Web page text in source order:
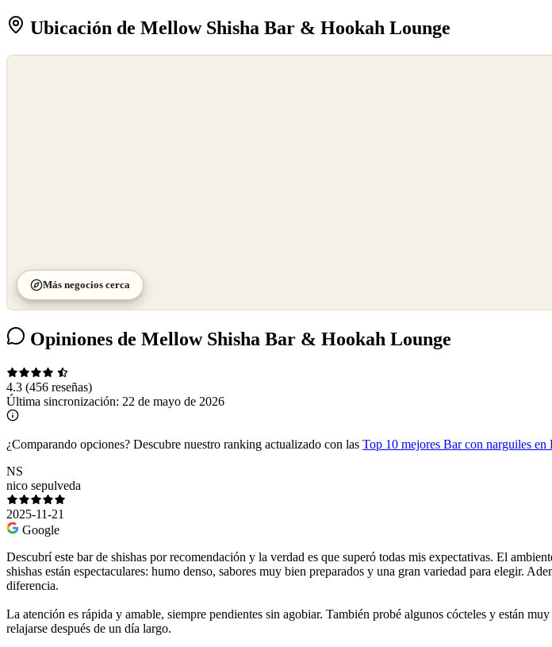
Ubicación de Mellow Shisha Bar & Hookah Lounge
Más negocios cerca
Opiniones de Mellow Shisha Bar & Hookah Lounge
4.3 (456 reseñas)
Última sincronización: 22 de mayo de 2026
¿Comparando opciones? Descubre nuestro ranking actualizado con las Top 10 mejores Bar con narguiles en
NS
nico sepulveda
2025-11-21
Google
Descubrí este bar de shishas por recomendación y la verdad es que superó todas mis expectativas. El
shishas están espectaculares: humo denso, sabores muy bien preparados y una gran variedad para elegir.
diferencia.
La atención es rápida y amable, siempre pendientes sin agobiar. También probé algunos cócteles y están
relajarse después de un día largo.